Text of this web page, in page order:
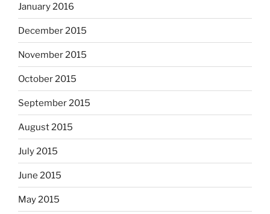
January 2016
December 2015
November 2015
October 2015
September 2015
August 2015
July 2015
June 2015
May 2015